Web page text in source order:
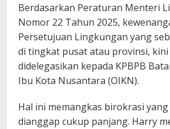
Berdasarkan Peraturan Menteri
Nomor 22 Tahun 2025,
Persetujuan Lingkungan yang
di tingkat pusat atau provinsi,
didelegasikan kepada KPBPB
Ibu Kota Nusantara (OIKN).
Hal ini memangkas birokrasi yang
dianggap cukup panjang. Harry